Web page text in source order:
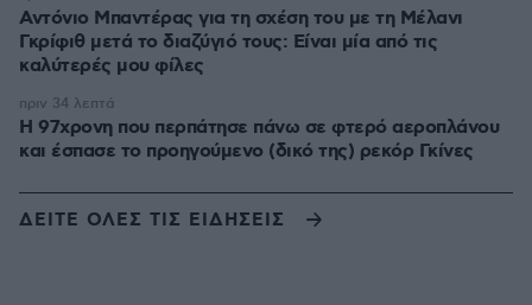
Αντόνιο Μπαντέρας για τη σχέση του με τη Μέλανι
Γκρίφιθ μετά το διαζύγιό τους: Είναι μία από τις
καλύτερές μου φίλες
Η 97χρονη που περπάτησε πάνω σε φτερό αεροπλάνου
και έσπασε το προηγούμενο (δικό της) ρεκόρ Γκίνες
πριν 34 λεπτά
ΔΕΙΤΕ ΟΛΕΣ ΤΙΣ ΕΙΔΗΣΕΙΣ